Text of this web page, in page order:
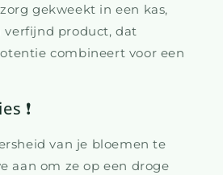
gekweekt in een kas,
verfijnd product, dat
combineert voor een
❗
van je bloemen te
aan om ze op een droge